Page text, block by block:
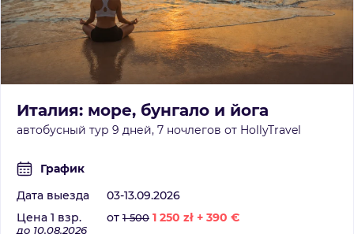
Италия: море, бунгало и йога
автобусный тур 9 дней, 7 ночлегов от HollyTravel
График
Дата выезда
03-13.09.2026
Цена 1 взр.
от 1 500 1 250 zł + 390 €
до 10.08.2026